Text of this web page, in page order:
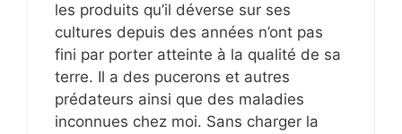
les produits qu’il déverse sur ses
cultures depuis des années n’ont pas
fini par porter atteinte à la qualité de sa
terre. Il a des pucerons et autres
prédateurs ainsi que des maladies
inconnues chez moi. Sans charger la